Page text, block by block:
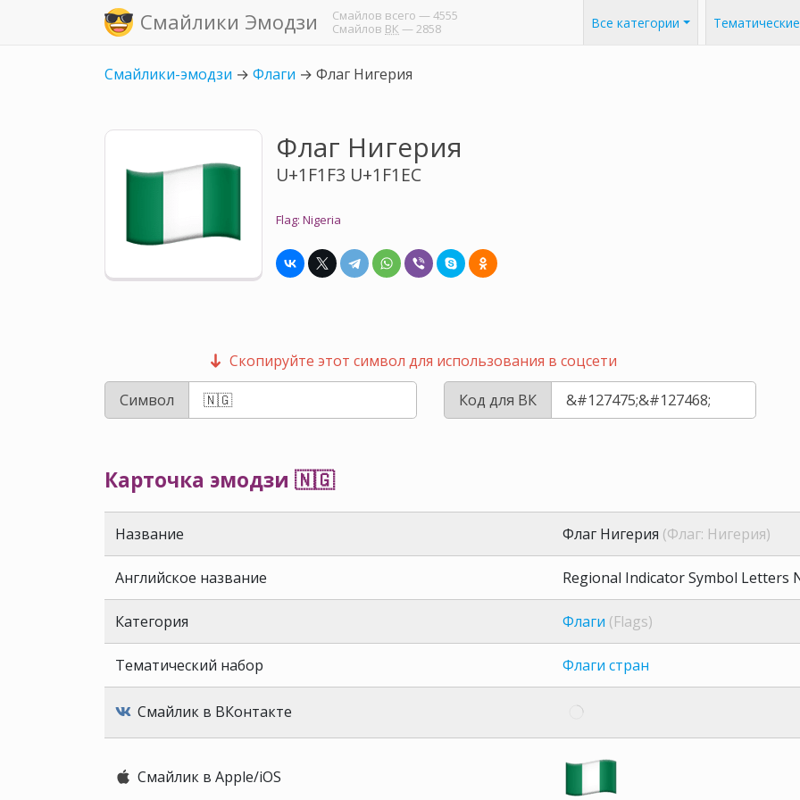
Смайлики Эмодзи Смайлов всего — 4555
Смайлов ВК — 2858 Все категории
Смайлики-эмодзи → Флаги → Флаг Нигерия
Флаг Нигерия
U+1F1F3 U+1F1EC
Flag: Nigeria
Скопируйте этот символ для использования в соцсети
Символ
Код для ВК
Карточка эмодзи 🇳🇬
Название Флаг Нигерия (Флаг: Нигерия)
Английское название Regional Indicator Symbol Letters
Категория Флаги (Flags)
Тематический набор Флаги стран
Смайлик в ВКонтакте
Смайлик в Apple/iOS